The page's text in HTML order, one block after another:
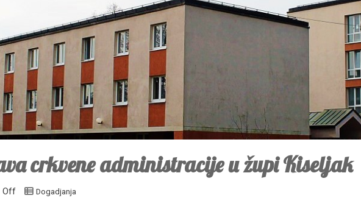
crkvene administracije u župi Kiseljak
Off Dogadjanja